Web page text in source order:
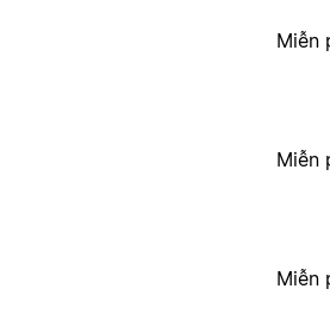
Miễn
Miễn
Miễn